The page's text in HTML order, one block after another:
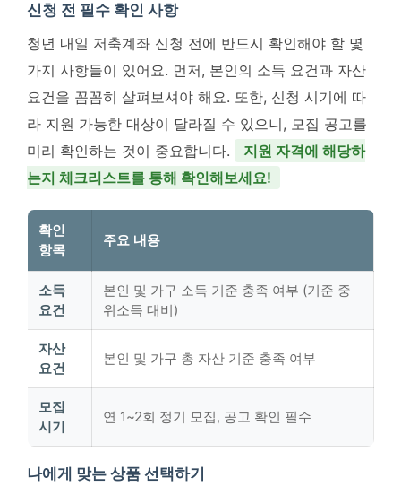
신청 전 필수 확인 사항
청년 내일 저축계좌 신청 전에 반드시 확인해야 할 몇
가지 사항들이 있어요. 먼저, 본인의 소득 요건과 자산
요건을 꼼꼼히 살펴보셔야 해요. 또한, 신청 시기에 따
라 지원 가능한 대상이 달라질 수 있으니, 모집 공고를
미리 확인하는 것이 중요합니다.
지원 자격에 해당하
는지 체크리스트를 통해 확인해보세요!
확인
항목
주요 내용
소득
요건
본인 및 가구 소득 기준 충족 여부 (기준 중
위소득 대비)
자산
요건
본인 및 가구 총 자산 기준 충족 여부
모집
시기
연 1~2회 정기 모집, 공고 확인 필수
나에게 맞는 상품 선택하기